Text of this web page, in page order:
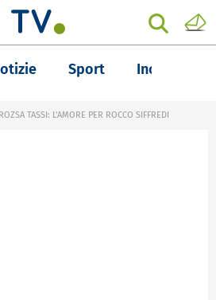
Sport Inchieste
ROZSA TASSI: L'AMORE PER ROCCO SIFFREDI